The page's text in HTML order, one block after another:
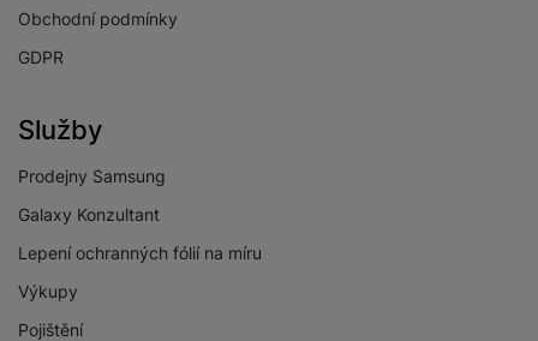
Obchodní podmínky
GDPR
Služby
Prodejny Samsung
Galaxy Konzultant
Lepení ochranných fólií na míru
Výkupy
Pojištění